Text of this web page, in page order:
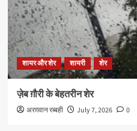
शायर और शेर शायरी शेर
ज़ेब ग़ौरी के बेहतरीन शेर
अरग़वान रब्बही July 7, 2026 0